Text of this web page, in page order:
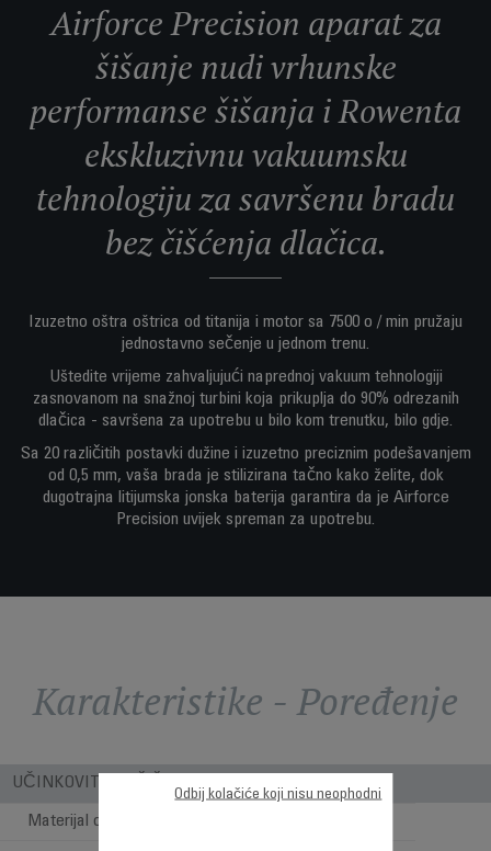
Airforce Precision aparat za
šišanje nudi vrhunske
performanse šišanja i Rowenta
ekskluzivnu vakuumsku
tehnologiju za savršenu bradu
bez čišćenja dlačica.
Izuzetno oštra oštrica od titanija i motor sa 7500 o / min pružaju
jednostavno sečenje u jednom trenu.
Uštedite vrijeme zahvaljujući naprednoj vakuum tehnologiji
zasnovanom na snažnoj turbini koja prikuplja do 90% odrezanih
dlačica - savršena za upotrebu u bilo kom trenutku, bilo gdje.
Sa 20 različitih postavki dužine i izuzetno preciznim podešavanjem
od 0,5 mm, vaša brada je stilizirana tačno kako želite, dok
dugotrajna litijumska jonska baterija garantira da je Airforce
Precision uvijek spreman za upotrebu.
Karakteristike - Poređenje
UČINKOVITOST ŠIŠANJA
Materijal oštrice
Odbij kolačiće koji nisu neophodni